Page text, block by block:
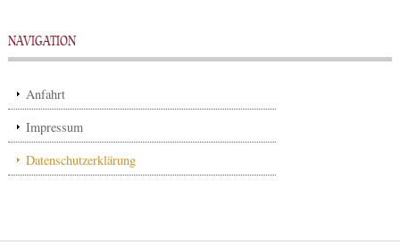
NAVIGATION
Anfahrt
Impressum
Datenschutzerklärung